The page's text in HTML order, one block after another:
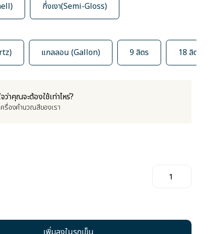
กึ่งเงา(Semi-Gloss)
แกลลอน (Gallon) 9 ลิตร 18 ลิตร
ว่าคุณจะต้องใช้เท่าไหร่?
ครื่องคำนวณสีของเรา